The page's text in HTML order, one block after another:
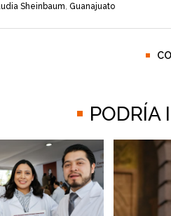
Sheinbaum Guanajuato
PODRÍA